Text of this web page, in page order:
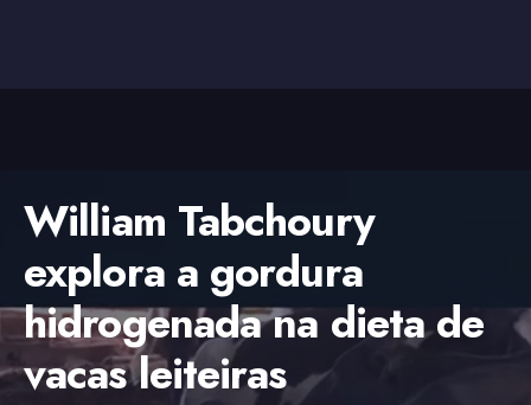
William Tabchoury
explora a gordura
hidrogenada na dieta de
vacas leiteiras